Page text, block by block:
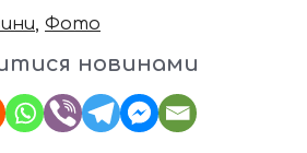
, Фото
новинами